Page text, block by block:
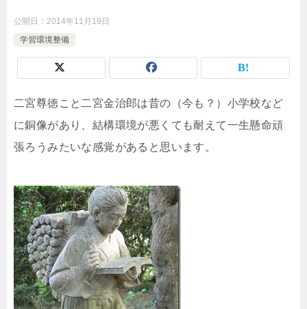
公開日： 2014年11月19日
学習環境整備
二宮尊徳こと二宮金治郎は昔の（今も？）小学校など
に銅像があり、結構環境が悪くても耐えて一生懸命頑
張ろうみたいな感覚があると思います。